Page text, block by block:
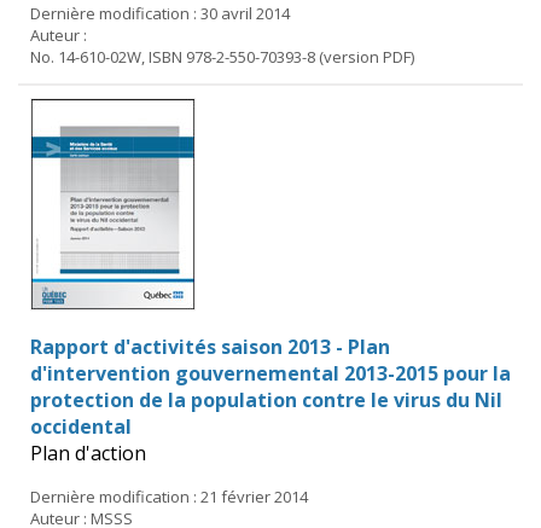
Dernière modification : 30 avril 2014
Auteur :
No. 14-610-02W, ISBN 978-2-550-70393-8 (version PDF)
Rapport d'activités saison 2013 - Plan
d'intervention gouvernemental 2013-2015 pour la
protection de la population contre le virus du Nil
occidental
Plan d'action
Dernière modification : 21 février 2014
Auteur : MSSS